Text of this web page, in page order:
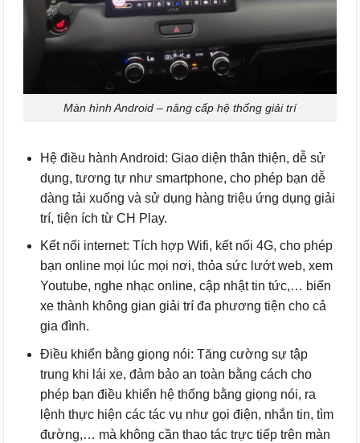
Màn hình Android – nâng cấp hệ thống giải trí
Hệ điều hành Android: Giao diện thân thiện, dễ sử
dụng, tương tự như smartphone, cho phép bạn dễ
dàng tải xuống và sử dụng hàng triệu ứng dụng giải
trí, tiện ích từ CH Play.
Kết nối internet: Tích hợp Wifi, kết nối 4G, cho phép
bạn online mọi lúc mọi nơi, thỏa sức lướt web, xem
Youtube, nghe nhạc online, cập nhật tin tức,… biến
xe thành không gian giải trí đa phương tiện cho cả
gia đình.
Điều khiển bằng giọng nói: Tăng cường sự tập
trung khi lái xe, đảm bảo an toàn bằng cách cho
phép bạn điều khiển hệ thống bằng giọng nói, ra
lệnh thực hiện các tác vụ như gọi điện, nhắn tin, tìm
đường,… mà không cần thao tác trực tiếp trên màn